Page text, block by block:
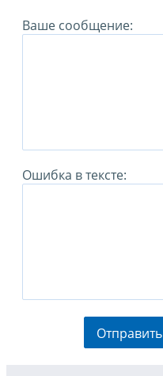
Ваше сообщение:
Ошибка в тексте:
Отправить